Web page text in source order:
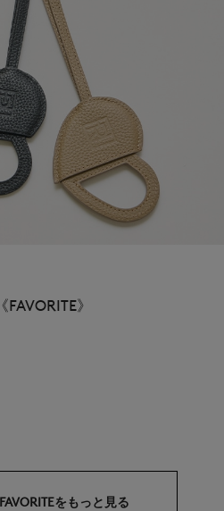
》
をもっと見る